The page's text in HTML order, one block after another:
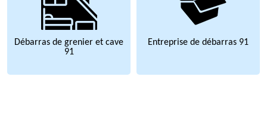
Débarras de grenier et cave
91
Entreprise de débarras 91